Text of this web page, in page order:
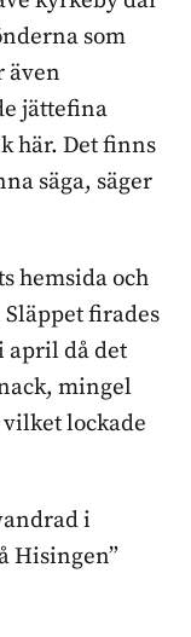
som
även
jättefina
här. Det finns
säga, säger
hemsida och
firades
april då det
mingel
lockade
i
Hisingen”